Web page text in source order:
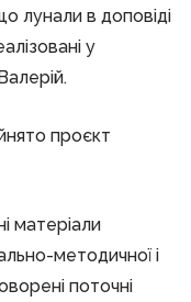
лунали в доповіді
у
проєкт
матеріали
методичної і
поточні